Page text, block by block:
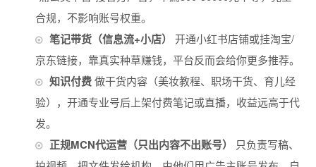
合规，不影响账号权重。
笔记带货（信息流+小店）
开通小红书店铺或挂淘宝/
京东链接，靠真实种草赚钱，平台反而会给你更多推荐。
知识付费做干货内容（美妆教程、职场干货、育儿经
验），开通专业号后上架付费笔记或直播，收益远高于代
发。
正规MCN代运营（只出内容不出账号）
只负责写稿、